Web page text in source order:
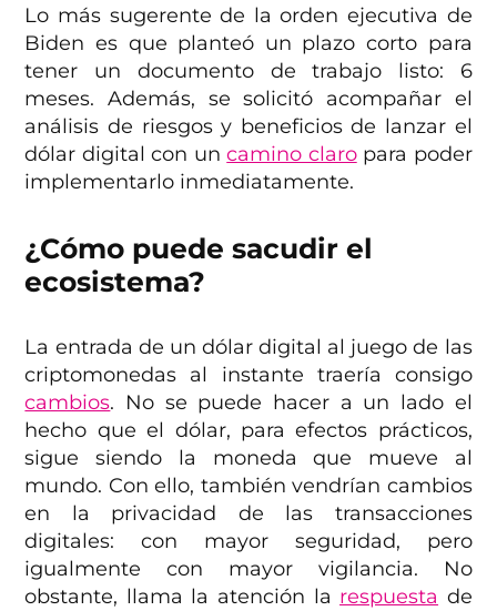
Lo más sugerente de la orden ejecutiva de
Biden es que planteó un plazo corto para
tener un documento de trabajo listo: 6
meses. Además, se solicitó acompañar el
análisis de riesgos y beneficios de lanzar el
dólar digital con uncamino claropara poder
implementarlo inmediatamente.
¿Cómo puede sacudir el
ecosistema?
La entrada de un dólar digital al juego de las
criptomonedas al instante traería consigo
cambios. No se puede hacer a un lado el
hecho que el dólar, para efectos prácticos,
sigue siendo la moneda que mueve al
mundo. Con ello, también vendrían cambios
en la privacidad de las transacciones
digitales: con mayor seguridad, pero
igualmente con mayor vigilancia. No
obstante, llama la atención la respuesta de